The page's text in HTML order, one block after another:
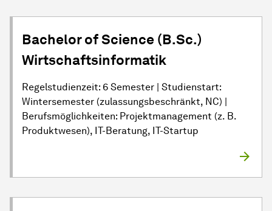
Bachelor of Science (B.Sc.)
Wirtschaftsinformatik
Regelstudienzeit: 6 Semester | Studienstart:
Wintersemester (zulassungsbeschränkt, NC) |
Berufsmöglichkeiten: Projektmanagement (z. B.
Produktwesen), IT-Beratung, IT-Startup